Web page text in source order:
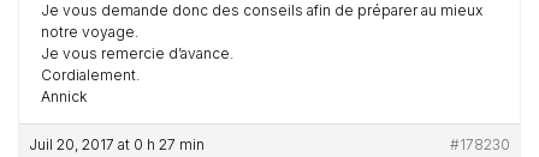
Je vous demande donc des conseils afin de préparer au mieux
notre voyage.
Je vous remercie d’avance.
Cordialement.
Annick
Juil 20, 2017 at 0 h 27 min #178230